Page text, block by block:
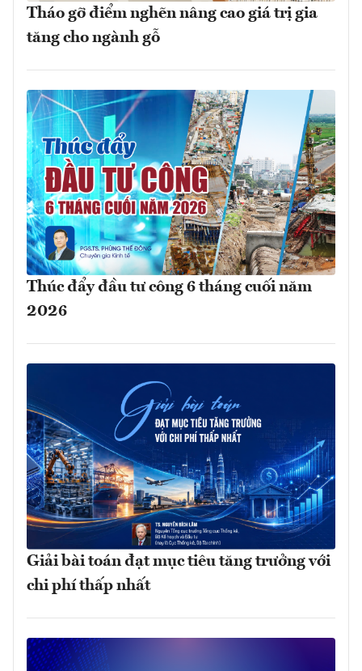
Tháo gỡ điểm nghẽn nâng cao giá trị gia
tăng cho ngành gỗ
Thúc đẩy đầu tư công 6 tháng cuối năm
2026
Giải bài toán đạt mục tiêu tăng trưởng với
chi phí thấp nhất